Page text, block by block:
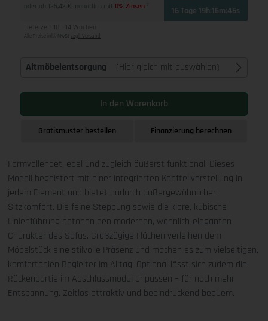
oder ab 135,42 € monatlich mit 0% Zinsen 16 Tage 19h:15m:45s
Lieferzeit 10 - 14 Wochen
Alle Preise inkl. MwSt zzgl. Versand
Altmöbelentsorgung (Hier gleich mit auswählen)
In den Warenkorb
Gratismuster bestellen Finanzierung berechnen
Formvollendet, edel und zugleich äußerst funktional: Dieses
Modell begeistert mit einer integrierten Kopfteilverstellung in
jedem Element und bietet dadurch außergewöhnlichen
Sitzkomfort. Die feine Steppung sowie die klare, kubische
Linienführung betonen den modernen, wohnlich-eleganten
Charakter des Sofas. Großzügige Flächen verleihen dem
Möbelstück eine stilvolle Präsenz und machen es zum vielseitigen,
komfortablen Begleiter im Alltag. Optional lässt sich zudem die
Rückenpartie im Abschlussmodul anpassen – für noch mehr
Entspannung. Zeitlos attraktiv und beeindruckend bequem.